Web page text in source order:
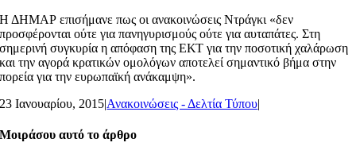
Η ΔΗΜΑΡ επισήμανε πως οι ανακοινώσεις Ντράγκι «δεν
προσφέρονται ούτε για πανηγυρισμούς ούτε για αυταπάτες. Στη
σημερινή συγκυρία η απόφαση της ΕΚΤ για την ποσοτική χαλάρωση
και την αγορά κρατικών ομολόγων αποτελεί σημαντικό βήμα στην
πορεία για την ευρωπαϊκή ανάκαμψη».
23 Ιανουαρίου, 2015|Ανακοινώσεις - Δελτία Τύπου|
Μοιράσου αυτό το άρθρο